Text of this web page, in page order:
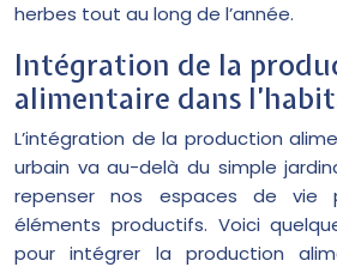
herbes tout au long de l’année.
Intégration de la
alimentaire dans
L’intégration de la production
urbain va au-delà du simple
repenser nos espaces de vie
éléments productifs. Voici
pour intégrer la production